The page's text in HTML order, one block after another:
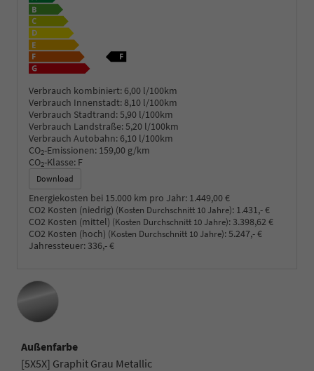
Verbrauch kombiniert: 6,00 l/100km
Verbrauch Innenstadt:8,10 l/100km
Verbrauch Stadtrand:5,90 l/100km
Verbrauch Landstraße:5,20 l/100km
Verbrauch Autobahn: 6,10 l/100km
CO2-Emissionen: 159,00 g/km
CO2-Klasse: F
Download
Energiekosten bei 15.000 km pro Jahr: 1.449,00 €
CO2 Kosten (niedrig) (Kosten Durchschnitt 10 Jahre): 1.431,- €
CO2 Kosten (mittel) (Kosten Durchschnitt 10 Jahre):3.398,62 €
CO2 Kosten (hoch) (Kosten Durchschnitt 10 Jahre):5.247,- €
Jahressteuer:336,- €
Außenfarbe
[5X5X] Graphit Grau Metallic